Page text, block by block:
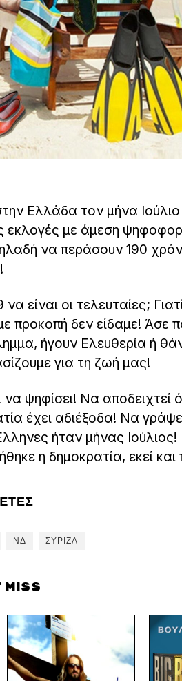
Ελλάδα τον μήνα
εκλογές με άμεση
να περάσουν 190
είναι οι τελευταίες;
προκοπή δεν είδαμε! Άσε
ήγουν Ελευθερία ή
για τη ζωή μας!
ψηφίσει! Να αποδειχτεί
έχει αδιέξοδα! Να
ήταν μήνας Ιούλιος!
η δημοκρατία, εκεί
ΝΔ ΣΥΡΙΖΑ
MISS